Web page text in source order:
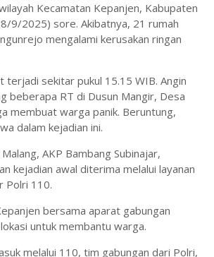
Kecamatan Kepanjen, Kabupaten
9/2025) sore. Akibatnya, 21 rumah
mengalami kerusakan ringan
sekitar pukul 15.15 WIB. Angin
beberapa RT di Dusun Mangir, Desa
membuat warga panik. Beruntung,
dalam kejadian ini.
AKP Bambang Subinajar,
kejadian awal diterima melalui layanan
Polri 110.
bersama aparat gabungan
untuk membantu warga.
melalui 110, tim gabungan dari Polri,